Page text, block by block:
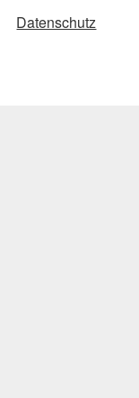
Datenschutz